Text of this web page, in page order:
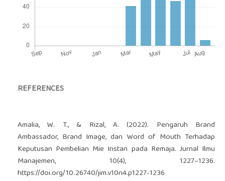
REFERENCES
Amalia, W. T., & Rizal, A. (2022). Pengaruh Brand
Ambassador, Brand Image, dan Word of Mouth Terhadap
Keputusan Pembelian Mie Instan pada Remaja. Jurnal Ilmu
Manajemen, 10(4), 1227–1236.
https://doi.org/10.26740/jim.v10n4.p1227-1236